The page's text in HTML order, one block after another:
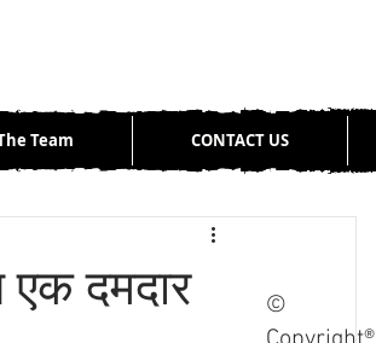
Log in / Sign up
दमदार
©
Team CONTACT US